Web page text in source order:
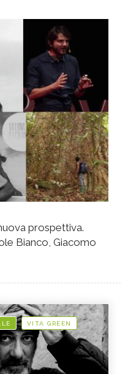
prospettiva.
Bianco, Giacomo
VITA GREEN